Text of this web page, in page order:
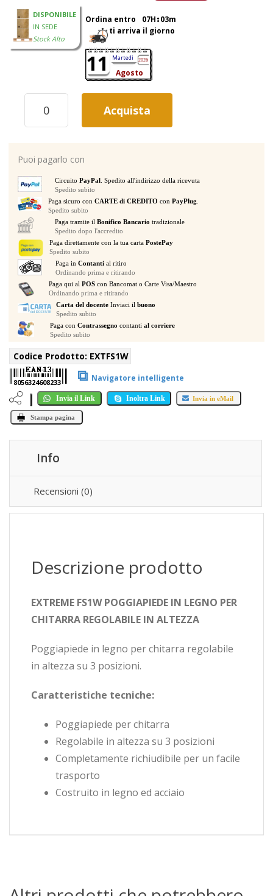
DISPONIBILE
IN SEDE
Stock Alto
Ordina entro 07H 03m
ti arriva il giorno
11 Martedì 2026
Agosto
EXTREME
FS1W
PER
REGOLABILE
IN
ALTEZZA
quantità
Acquista
Puoi pagarlo con
Circuito PayPal . Spedito all'indirizzo della ricevuta
Spedito subito
Paga sicuro conCARTE di CREDITO conPayPlug
Spedito subito
Paga tramite il Bonifico Bancario tradizionale
Spedito dopo l'accredito
Paga direttamente con la tua carta PostePay
Spedito subito
Paga inContanti al ritiro
Ordinando prima e ritirando
Paga qui al POS con Bancomat o Carte Visa/Maestro
Ordinando prima e ritirando
Carta del docenteInviaci il buono
Spedito subito
Paga con Contrassegno contanti al corriere
Spedito subito
Codice Prodotto: EXTFS1W
8056324608233 ⧉ Navigatore intelligente
Invia il Link Inoltra Link Invia in eMail
Stampa pagina
Info
Recensioni (0)
Descrizione prodotto
EXTREME FS1W POGGIAPIEDE IN LEGNO PER
CHITARRA REGOLABILE IN ALTEZZA
Poggiapiede in legno per chitarra regolabile
in altezza su 3 posizioni.
Caratteristiche tecniche:
Poggiapiede per chitarra
Regolabile in altezza su 3 posizioni
Completamente richiudibile per un facile
trasporto
Costruito in legno ed acciaio